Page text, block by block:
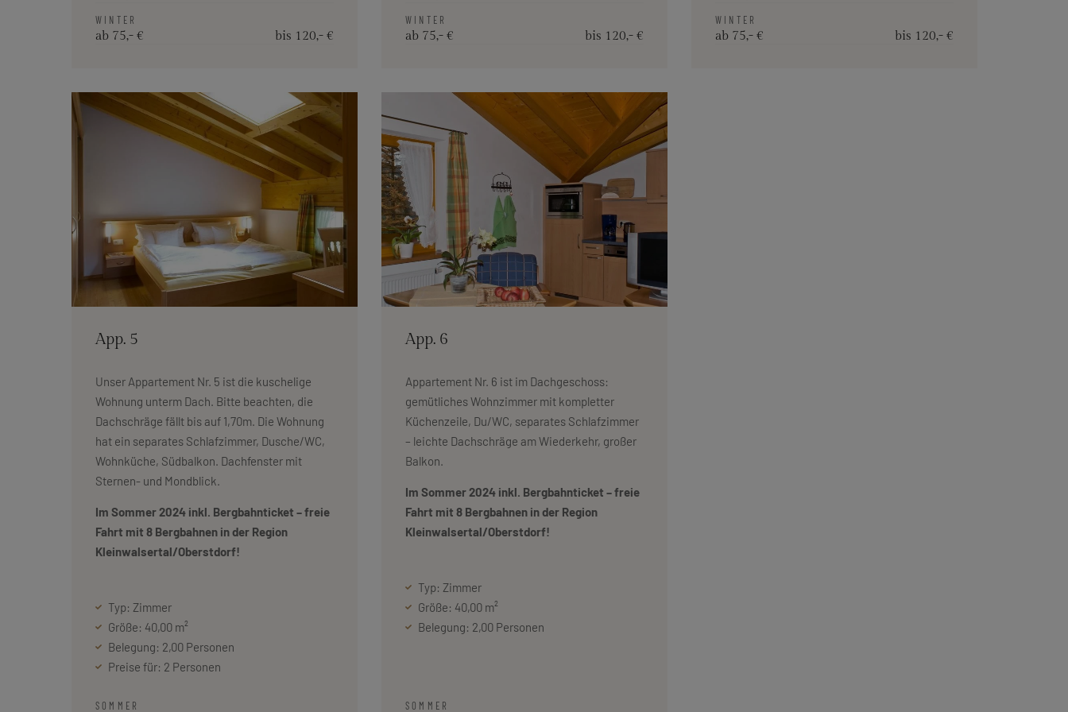
WINTER
ab 75,- € bis 120,- €
WINTER
ab 75,- € bis 120,- €
WINTER
ab 75,- € bis 120,- €
App. 5
Unser Appartement Nr. 5 ist die kuschelige
Wohnung unterm Dach. Bitte beachten, die
Dachschräge fällt bis auf 1,70m. Die Wohnung
hat ein separates Schlafzimmer, Dusche/WC,
Wohnküche, Südbalkon. Dachfenster mit
Sternen- und Mondblick.
Im Sommer 2024 inkl. Bergbahnticket – freie
Fahrt mit 8 Bergbahnen in der Region
Kleinwalsertal/Oberstdorf!
Typ: Zimmer
Größe: 40,00 m²
Belegung: 2,00 Personen
Preise für: 2 Personen
SOMMER
App. 6
Appartement Nr. 6 ist im Dachgeschoss:
gemütliches Wohnzimmer mit kompletter
Küchenzeile, Du/WC, separates Schlafzimmer
– leichte Dachschräge am Wiederkehr, großer
Balkon.
Im Sommer 2024 inkl. Bergbahnticket – freie
Fahrt mit 8 Bergbahnen in der Region
Kleinwalsertal/Oberstdorf!
Typ: Zimmer
Größe: 40,00 m²
Belegung: 2,00 Personen
SOMMER